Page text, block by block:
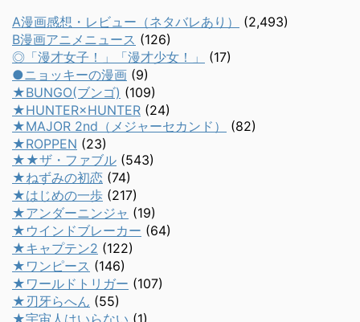
A漫画感想・レビュー（ネタバレあり）
(2,493)
B漫画アニメニュース (126)
◎「漫才女子！」「漫才少女！」
(17)
●ニョッキーの漫画 (9)
★BUNGO(ブンゴ) (109)
★HUNTER×HUNTER (24)
★MAJOR 2nd（メジャーセカンド）
(82)
★ROPPEN (23)
★★ザ・ファブル (543)
★ねずみの初恋 (74)
★はじめの一歩 (217)
★アンダーニンジャ (19)
★ウインドブレーカー (64)
★キャプテン2 (122)
★ワンピース (146)
★ワールドトリガー (107)
★刃牙らへん (55)